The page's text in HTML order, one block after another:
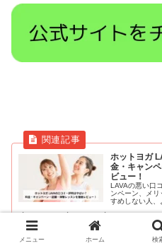
ホットヨガ
金・キャン
ビュー！
LAVAの悪い口
ンペーン、メ
すめしない人、
beautyreview.wpx.jp
メニュー ホーム 検